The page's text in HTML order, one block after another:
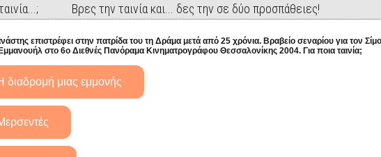
Βρες την ταινία και... δες την σε δύο προσπάθειες!
επιστρέφει στην πατρίδα του τη Δράμα μετά από 25 χρόνια. Βραβείο σεναρίου για τον
στο 6ο Διεθνές Πανόραμα Κινηματρογράφου Θεσσαλονίκης 2004. Για ποια ταινία;